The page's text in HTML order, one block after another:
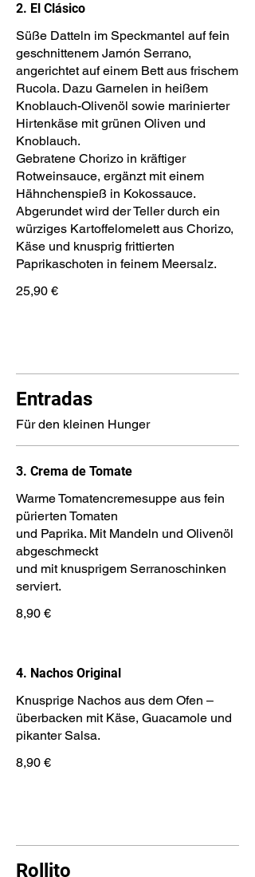
2. El Clásico
Süße Datteln im Speckmantel auf fein
geschnittenem Jamón Serrano,
angerichtet auf einem Bett aus frischem
Rucola. Dazu Garnelen in heißem
Knoblauch-Olivenöl sowie marinierter
Hirtenkäse mit grünen Oliven und
Knoblauch.
Gebratene Chorizo in kräftiger
Rotweinsauce, ergänzt mit einem
Hähnchenspieß in Kokossauce.
Abgerundet wird der Teller durch ein
würziges Kartoffelomelett aus Chorizo,
Käse und knusprig frittierten
25,90 €
Entradas
Für den kleinen Hunger
3. Crema de Tomate
Warme Tomatencremesuppe aus fein
pürierten Tomaten
und Paprika. Mit Mandeln und Olivenöl
abgeschmeckt
und mit knusprigem Serranoschinken
serviert.
8,90 €
4. Nachos Original
Knusprige Nachos aus dem Ofen –
überbacken mit Käse, Guacamole und
pikanter Salsa.
8,90 €
Rollito